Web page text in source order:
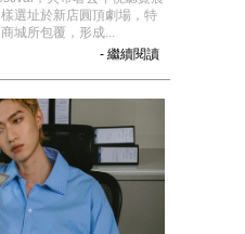
選址於新店圓頂劇場，特
城所包覆，形成...
- 繼續閱讀